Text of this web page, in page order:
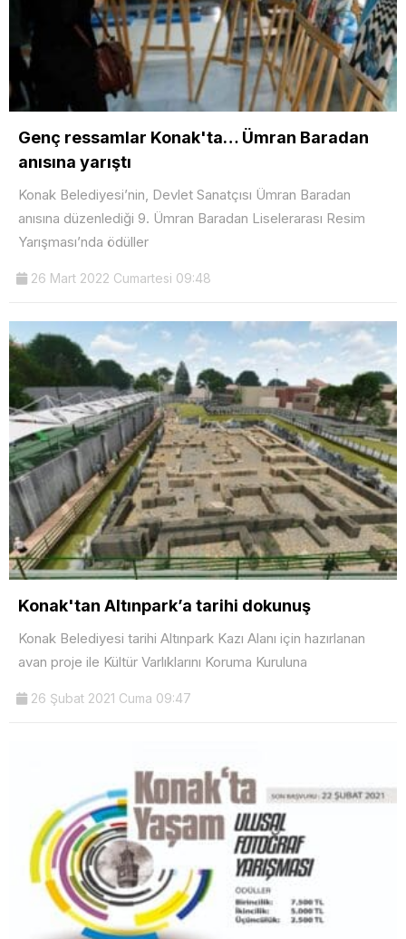
Genç ressamlar Konak'ta… Ümran Baradan
anısına yarıştı
Konak Belediyesi’nin, Devlet Sanatçısı Ümran Baradan
anısına düzenlediği 9. Ümran Baradan Liselerarası Resim
Yarışması’nda ödüller
26 Mart 2022 Cumartesi 09:48
Konak'tan Altınpark’a tarihi dokunuş
Konak Belediyesi tarihi Altınpark Kazı Alanı için hazırlanan
avan proje ile Kültür Varlıklarını Koruma Kuruluna
26 Şubat 2021 Cuma 09:47